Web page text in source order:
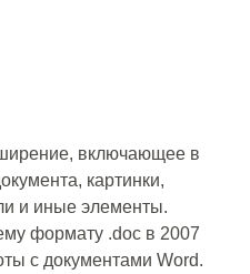
включающее в
картинки,
и иные элементы.
формату .doc в 2007
с документами Word.